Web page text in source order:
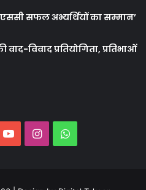
सफल अभ्यर्थियों का सम्मान’
वाद-विवाद प्रतियोगिता, प्रतिभाओं
YouTubeInstagramWhatsApp